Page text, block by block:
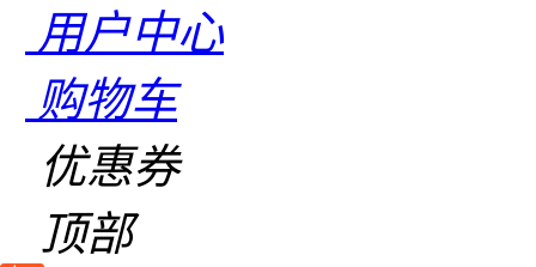
用户中心
购物车
优惠券
顶部